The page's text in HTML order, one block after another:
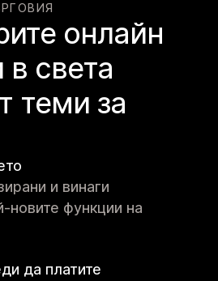
онлайн
в света
теми за
и винаги
новите функции на
да платите